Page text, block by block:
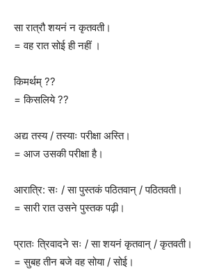
सा रात्रौ शयनं न कृतवती।
= वह रात सोई ही नहीं ।
किमर्थम् ??
= किसलिये ??
अद्य तस्य / तस्याः परीक्षा अस्ति।
= आज उसकी परीक्षा है।
आरात्रि: सः / सा पुस्तकं पठितवान् / पठितवती।
= सारी रात उसने पुस्तक पढ़ी।
प्रातः त्रिवादने सः / सा शयनं कृतवान् / कृतवती।
= सुबह तीन बजे वह सोया / सोई।